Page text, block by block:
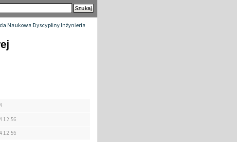
Naukowa Dyscypliny Inżynieria
12:56
12:56